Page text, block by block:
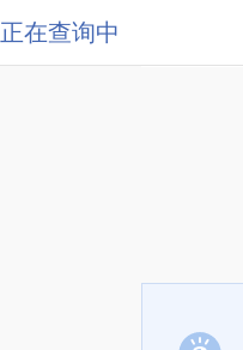
正在查询中